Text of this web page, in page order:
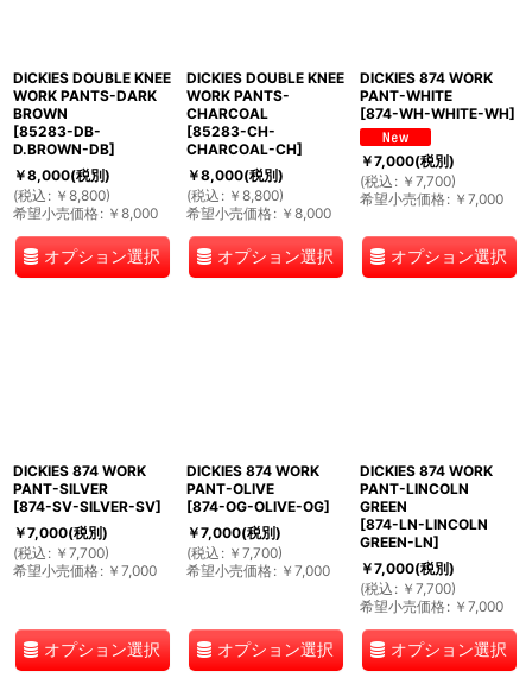
DICKIES DOUBLE KNEE
WORK PANTS-DARK
BROWN
[85283-DB-
D.BROWN-DB]
￥8,000(税別)
(税込 : ￥ 8,800)
希望小売価格: ￥ 8,000
オプション選択
DICKIES DOUBLE KNEE
WORK PANTS-
CHARCOAL
[85283-CH-
CHARCOAL-CH]
￥8,000(税別)
(税込 : ￥ 8,800)
希望小売価格: ￥ 8,000
オプション選択
DICKIES 874 WORK
PANT-WHITE
[874-WH-WHITE-WH]
￥7,000(税別)
(税込 : ￥ 7,700)
希望小売価格: ￥ 7,000
オプション選択
DICKIES 874 WORK
PANT-SILVER
[874-SV-SILVER-SV]
￥7,000(税別)
(税込 : ￥ 7,700)
希望小売価格: ￥ 7,000
オプション選択
DICKIES 874 WORK
PANT-OLIVE
[874-OG-OLIVE-OG]
￥7,000(税別)
(税込 : ￥ 7,700)
希望小売価格: ￥ 7,000
オプション選択
DICKIES 874 WORK
PANT-LINCOLN
GREEN
[874-LN-LINCOLN
GREEN-LN]
￥7,000(税別)
(税込 : ￥ 7,700)
希望小売価格: ￥ 7,000
オプション選択